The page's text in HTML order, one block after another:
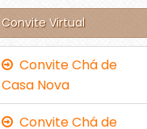
Convite Virtual
Convite Chá de
Casa Nova
Convite Chá de